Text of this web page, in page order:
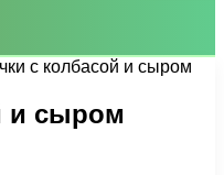
с колбасой и сыром
и сыром